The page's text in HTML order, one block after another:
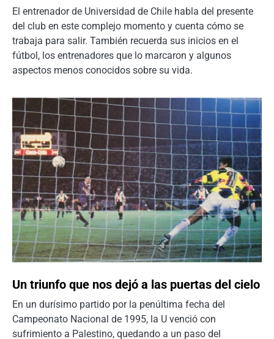
El entrenador de Universidad de Chile habla del presente
del club en este complejo momento y cuenta cómo se
trabaja para salir. También recuerda sus inicios en el
fútbol, los entrenadores que lo marcaron y algunos
aspectos menos conocidos sobre su vida.
Un triunfo que nos dejó a las puertas del cielo
En un durísimo partido por la penúltima fecha del
Campeonato Nacional de 1995, la U venció con
sufrimiento a Palestino, quedando a un paso del